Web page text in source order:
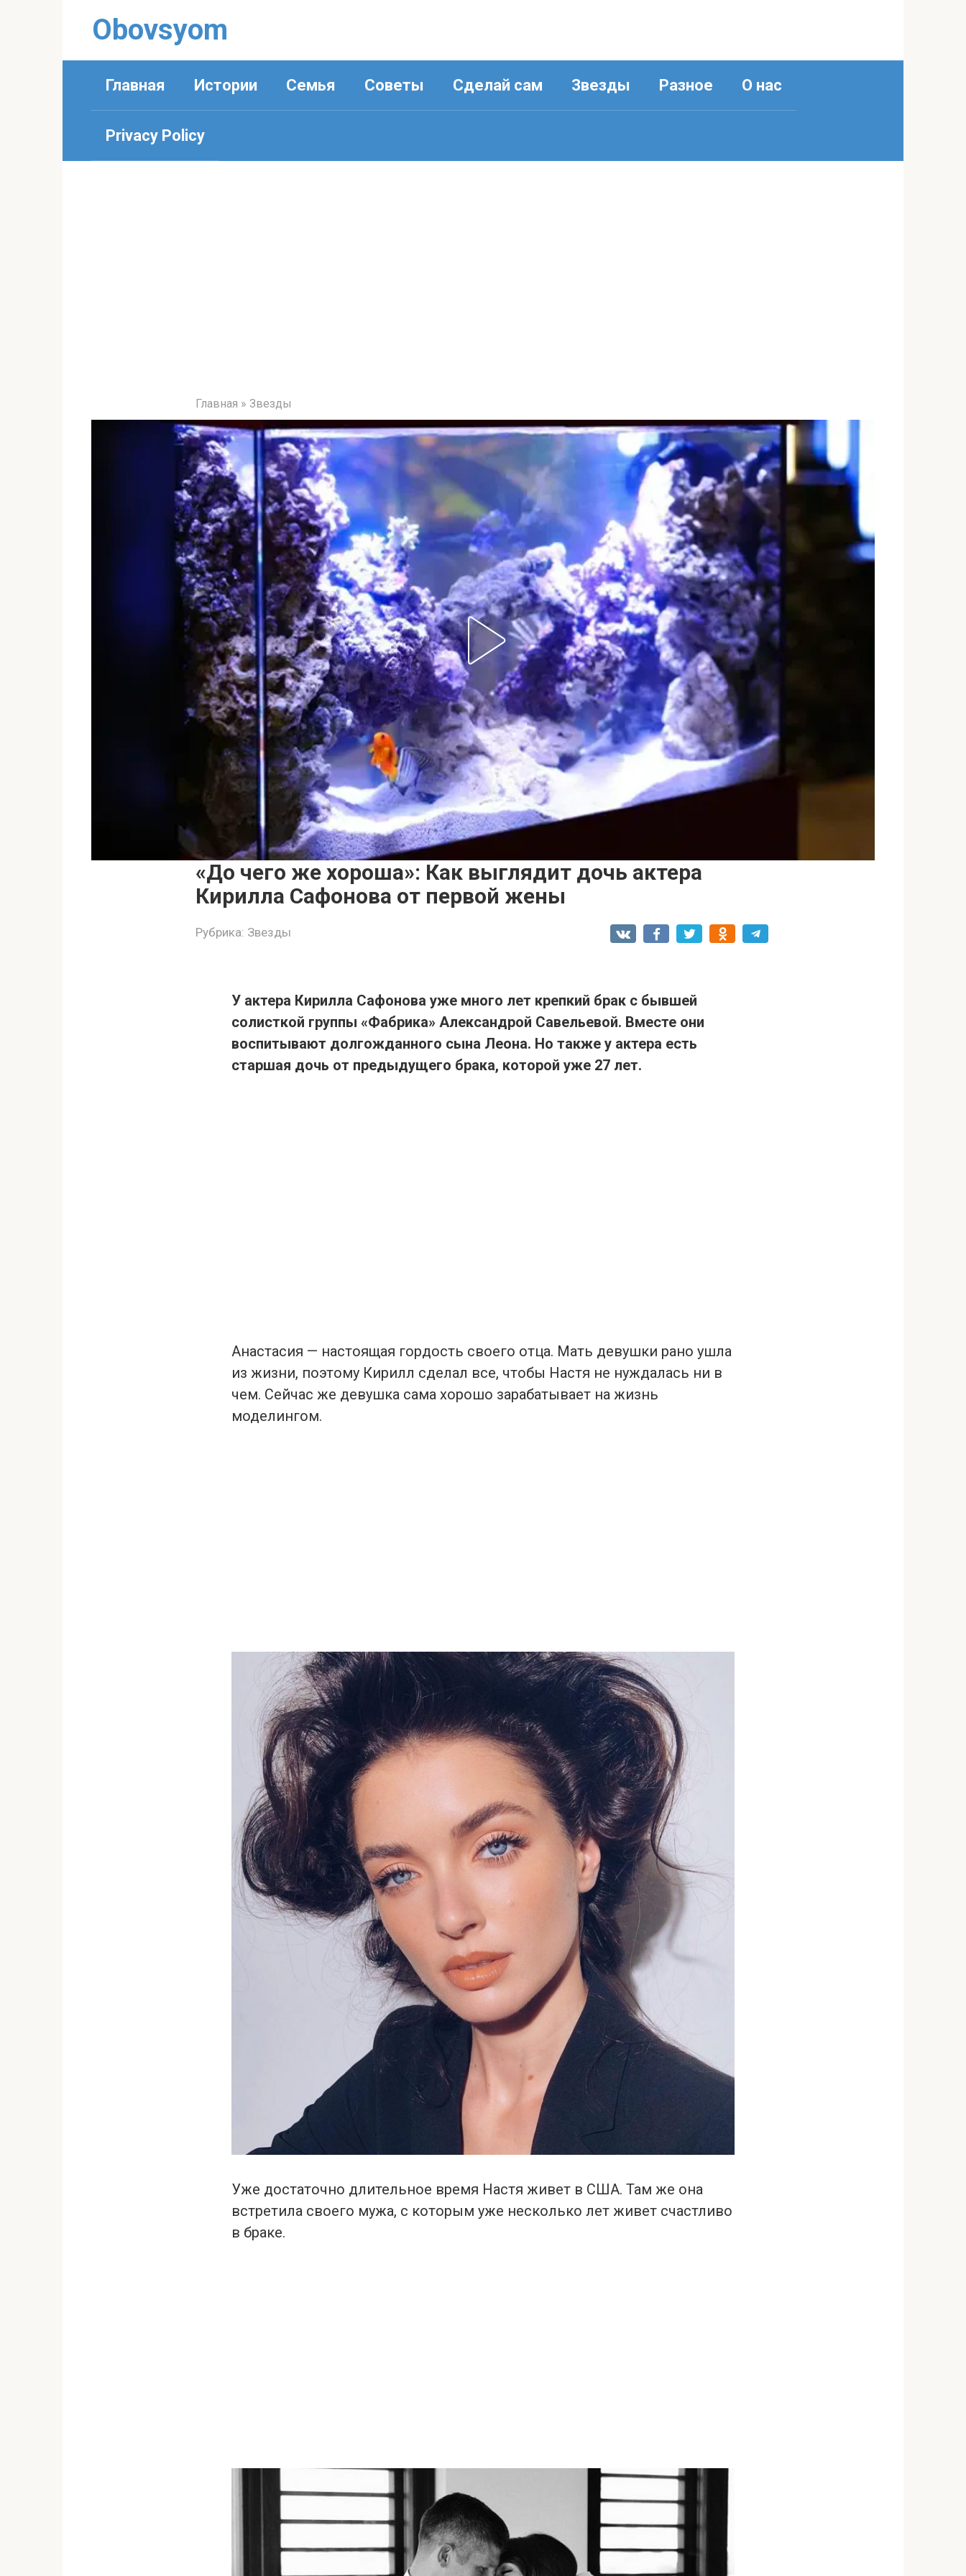
Obovsyom
Главная Истории Семья Советы Сделай сам Звезды Разное О нас
Privacy Policy
Главная » Звезды
«До чего же хороша»: Как выглядит дочь актера
Кирилла Сафонова от первой жены
Рубрика: Звезды
У актера Кирилла Сафонова уже много лет крепкий брак с бывшей
солисткой группы «Фабрика» Александрой Савельевой. Вместе они
воспитывают долгожданного сына Леона. Но также у актера есть
старшая дочь от предыдущего брака, которой уже 27 лет.
Анастасия — настоящая гордость своего отца. Мать девушки рано ушла
из жизни, поэтому Кирилл сделал все, чтобы Настя не нуждалась ни в
чем. Сейчас же девушка сама хорошо зарабатывает на жизнь
моделингом.
Уже достаточно длительное время Настя живет в США. Там же она
встретила своего мужа, с которым уже несколько лет живет счастливо
в браке.